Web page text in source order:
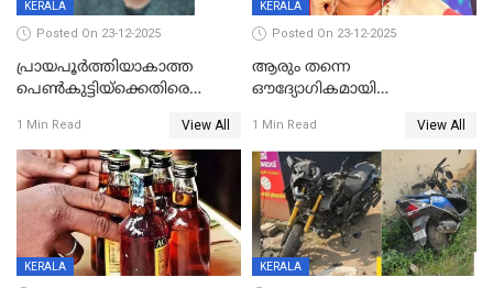
KERALA
Posted On 23-12-2025
പ്രായപൂർത്തിയാകാത്ത
പെൺകുട്ടിയ്ക്കെതിരെ
59 വർഷം തടവും 90,൦൦൦ രൂപ
പിഴയും ശിക്ഷ
1 Min Read View All
KERALA
Posted On 23-12-2025
ആരും തന്നെ
ഔദ്യോഗികമായി
കണ്ടെത്താൻ ഇന്ന് കോർ
കമ്മിറ്റി കൂടിയില്ല';
അതൃപ്തിയുമായി ദീപ്തി മേരി
വർഗീസ്
1 Min Read View All
KERALA KERALA